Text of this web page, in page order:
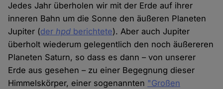
Jedes Jahr überholen wir mit der Erde auf ihrer
inneren Bahn um die Sonne den äußeren Planeten
Jupiter (derhpd berichtete). Aber auch Jupiter
überholt wiederum gelegentlich den noch äußereren
Planeten Saturn, so dass es dann – von unserer
Erde aus gesehen – zu einer Begegnung dieser
Himmelskörper, einer sogenannten "Großen